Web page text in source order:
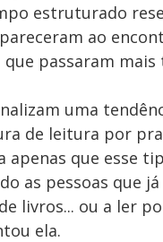
estruturado
ao
passaram mais
uma
de leitura por
apenas que esse
as pessoas que
livros... ou a ler
ela.